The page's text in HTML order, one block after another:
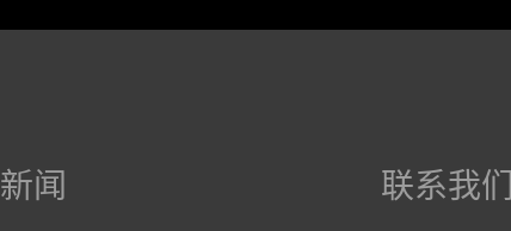
Español
新闻 联系我们